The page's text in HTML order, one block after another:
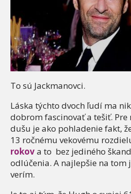
To sú Jackmanovci.
Láska týchto dvoch ľudí ma
dobrom fascinovať a tešiť.
dušu je ako pohladenie fakt,
13 ročnému vekovému
rokova to bez jediného
odlúčenia. A najlepšie na tom
verím.